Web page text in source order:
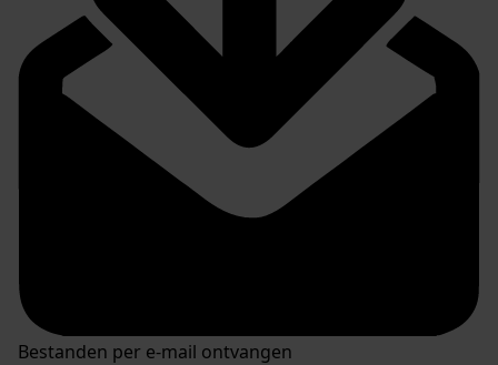
Bestanden per e-mail ontvangen